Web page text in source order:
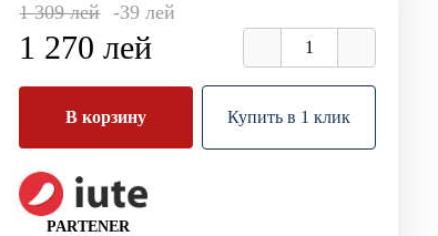
1 309 лей -39 лей
1 270 лей
В корзину Купить в 1 клик
PARTENER